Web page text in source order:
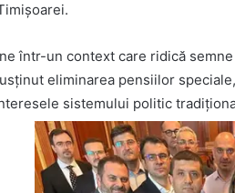
într-un context care ridică
eliminarea pensiilor
sistemului politic